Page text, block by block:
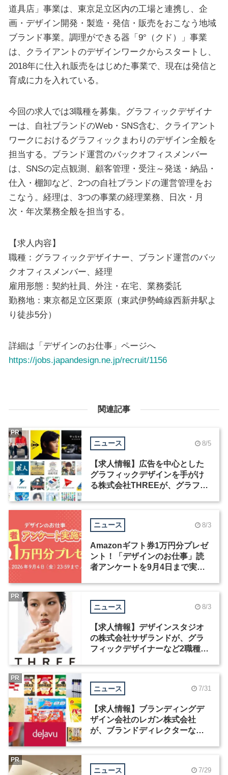
道具店」事業は、東京足立区内の工場と連携し、企
画・デザイン開発・製造・発信・販売をおこなう地域
ブランド事業。調理ができる器「9°（クド）」事業
は、クライアントのデザインワークからスタートし、
2018年に仕入れ販売をはじめた事業で、現在は発信と
育成に力を入れている。
今回の求人では3職種を募集。グラフィックデザイナ
ーは、自社ブランドのWeb・SNS含む、クライアント
ワークにおけるグラフィックまわりのデザイン全般を
担当する。ブランド運営のバックオフィスメンバー
は、SNSの定点観測、顧客管理・受注～発送・納品・
仕入・棚卸など、2つの自社ブランドの運営管理をお
こなう。経理は、3つの事業の経理業務、日次・月
次・年次業務全般を担当する。
【求人内容】
職種：グラフィックデザイナー、ブランド運営のバッ
クオフィスメンバー、経理
雇用形態：契約社員、外注・在宅、業務委託
勤務地：東京都足立区栗原（東武伊勢崎線西新井駅よ
り徒歩5分）
詳細は「デザインのお仕事」ページへ
https://jobs.japandesign.ne.jp/recruit/1156
関連記事
ニュース 8/5
【求人情報】広告を中心とした
グラフィックデザインを手がけ
る株式会社THREEが、グラフィ
PR
ニュース 8/3
Amazonギフト券1万円分プレゼ
ント！「デザインのお仕事」読
者アンケートを9月4日まで実施
ニュース 8/3
【求人情報】デザインスタジオ
の株式会社サザランドが、グラ
フィックデザイナーなど2職種を
PR
ニュース 7/31
【求人情報】ブランディングデ
ザイン会社のレガン株式会社
が、ブランドディレクターなど3
PR
ニュース 7/29
PR